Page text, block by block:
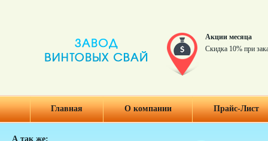
Акции месяца
Скидка 10% при
Главная О компании Прайс-Лист
А так же: